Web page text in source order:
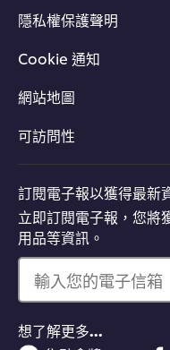
隱私權保護聲明
Cookie 通知
網站地圖
可訪問性
訂閱電子報以獲得最新
立即訂閱電子報，您將
用品等資訊。
輸入您的電子信箱
想了解更多…